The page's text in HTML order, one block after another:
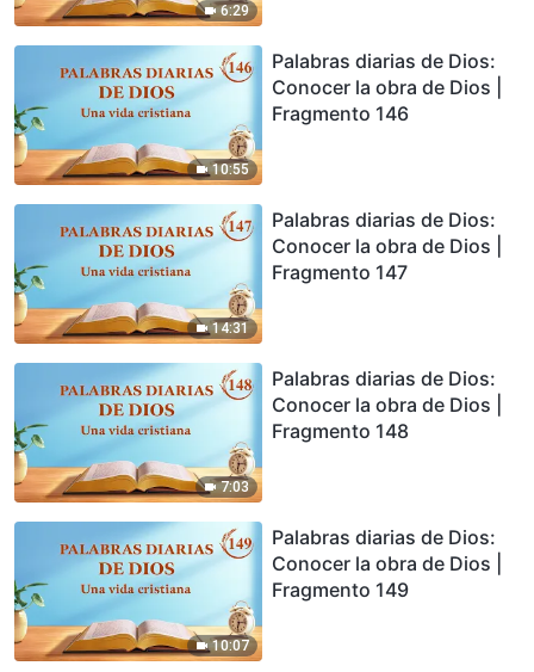
6:29
10:55
Palabras diarias de Dios:
Conocer la obra de Dios |
Fragmento 146
14:31
Palabras diarias de Dios:
Conocer la obra de Dios |
Fragmento 147
7:03
Palabras diarias de Dios:
Conocer la obra de Dios |
Fragmento 148
10:07
Palabras diarias de Dios:
Conocer la obra de Dios |
Fragmento 149